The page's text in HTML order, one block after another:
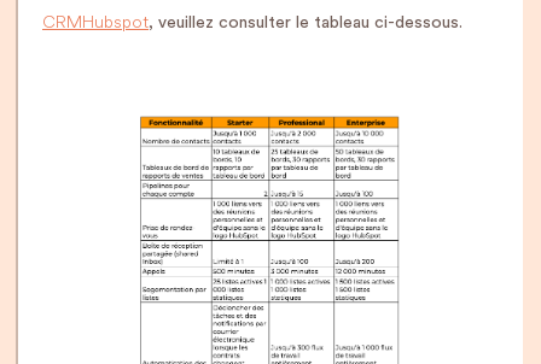
CRM Hubspot, veuillez consulter le tableau ci-dessous.